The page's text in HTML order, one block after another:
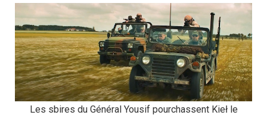
Les sbires du Général Yousif pourchassent Kieł le